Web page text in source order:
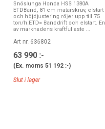
Snöslunga Honda HSS 1380A
ETDBand, 81 cm matarskruv, elstart
och höjdjustering röjer upp till 75
ton/h.ETD= Banddrift och elstart. En
av marknadens kraftfullaste ...
Art nr. 636802
63 990 :-
(Ex. moms 51 192 :-)
Slut i lager